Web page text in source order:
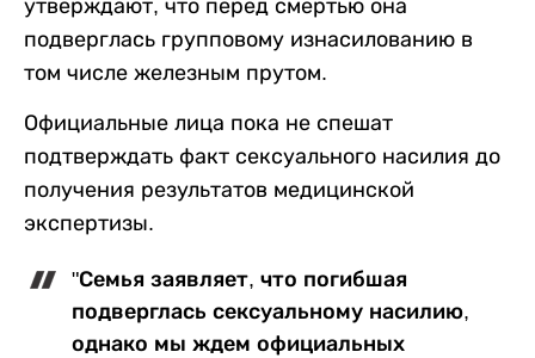
утверждают, что перед смертью она
подверглась групповому изнасилованию в
том числе железным прутом.
Официальные лица пока не спешат
подтверждать факт сексуального насилия до
получения результатов медицинской
экспертизы.
"Семья заявляет, что погибшая
подверглась сексуальному насилию,
однако мы ждем официальных